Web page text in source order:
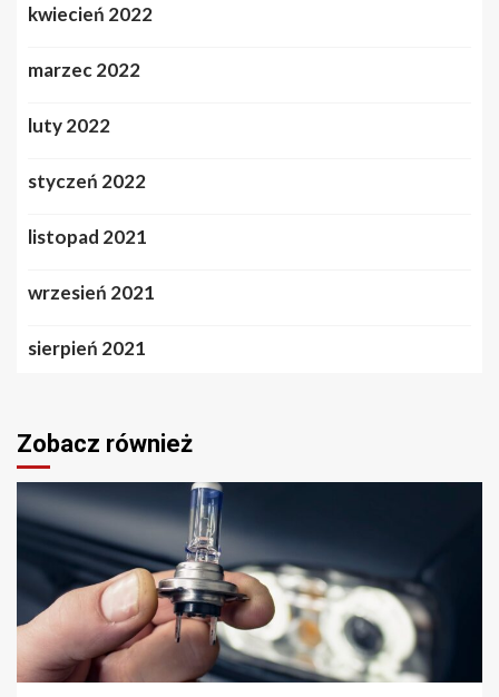
kwiecień 2022
marzec 2022
luty 2022
styczeń 2022
listopad 2021
wrzesień 2021
sierpień 2021
Zobacz również
2 min odczytu